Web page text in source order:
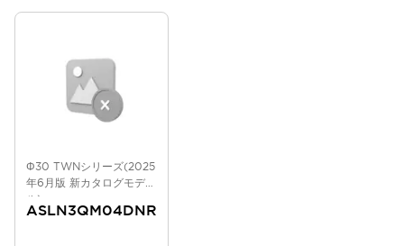
Φ30 TWNシリーズ(2025
年6月版 新カタログモデ
ル)
ASLN3QM04DNR